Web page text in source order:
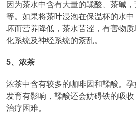
因为茶水中含有大量的鞣酸、茶碱
等。如果将茶叶浸泡在保温杯的水
坏而营养降低，茶水苦涩，有害物
化系统及神经系统的紊乱。
5、浓茶
浓茶中含有较多的咖啡因和鞣酸。
发育有影响，鞣酸还会妨碍铁的吸
治疗困难。